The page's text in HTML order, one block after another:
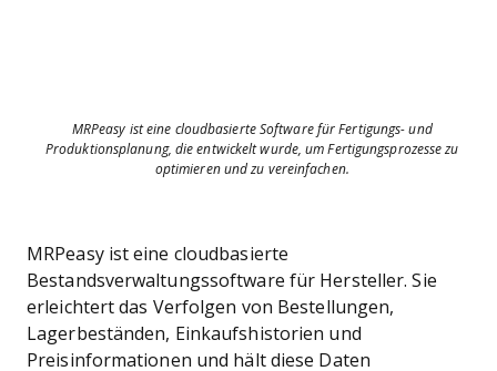
MRPeasy ist eine cloudbasierte Software für Fertigungs- und
Produktionsplanung, die entwickelt wurde, um Fertigungsprozesse zu
optimieren und zu vereinfachen.
MRPeasy ist eine cloudbasierte
Bestandsverwaltungssoftware für Hersteller. Sie
erleichtert das Verfolgen von Bestellungen,
Lagerbeständen, Einkaufshistorien und
Preisinformationen und hält diese Daten